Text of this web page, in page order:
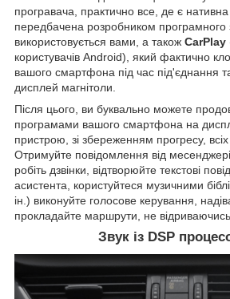
програвача, практично все, де є нативна
передбачена розробником
використовується вами, а також CarPlay
користувачів Android), який фактично
вашого смартфона під час під'єднання
дисплей магнітоли.
Після цього, ви буквально можете
програмами вашого смартфона на
пристрою, зі збереженням прогресу, всіх
Отримуйте повідомлення від
робіть дзвінки, відтворюйте текстові
асистента, користуйтеся музичними
ін.) виконуйте голосове керування,
прокладайте маршрути, не
Звук із DSP